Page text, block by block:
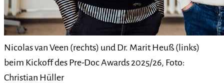
Nicolas van Veen (rechts) und Dr. Marit Heuß (links)
beim Kickoff des Pre-Doc Awards 2025/26, Foto:
Christian Hüller